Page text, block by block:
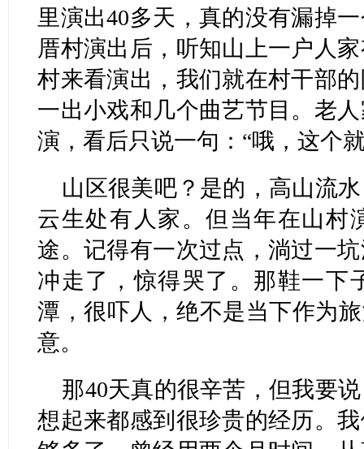
里演出40多天，真的没有漏掉
厝村演出后，听知山上一户人
村来看演出，我们就在村干部
一出小戏和几个曲艺节目。老
演，看后只说一句：“哦，这个
山区很美吧？是的，高山流
云生处有人家。但当年在山村
途。记得有一次过点，淌过一
冲走了，惊得哭了。那鞋一下
潭，很吓人，绝不是当下作为
意。
那40天真的很辛苦，但我要
想起来都感到很珍贵的经历。